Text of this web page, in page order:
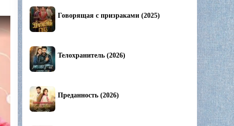
Говорящая с призраками (2025)
Телохранитель (2026)
Преданность (2026)